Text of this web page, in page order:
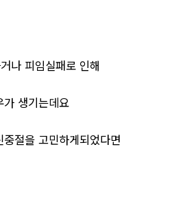
나 피임실패로 인해
생기는데요
절을 고민하게되었다면